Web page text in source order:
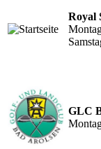
Royal
GLC